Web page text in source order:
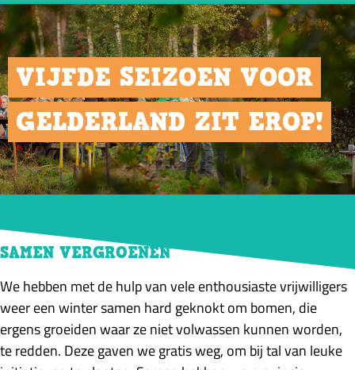
VIJFDE SEIZOEN VOOR
GELDERLAND ZIT EROP!
02/04/2025
SAMEN VERGROENEN
We hebben met de hulp van vele enthousiaste vrijwilligers
weer een winter samen hard geknokt om bomen, die
ergens groeiden waar ze niet volwassen kunnen worden,
te redden. Deze gaven we gratis weg, om bij tal van leuke